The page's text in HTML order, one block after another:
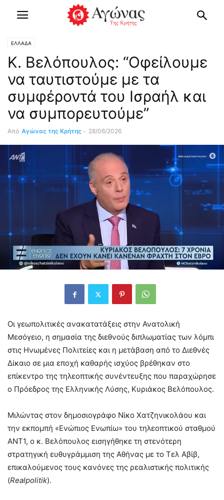
ΕΛΛΑΔΑ
Κ. Βελόπουλος: “Οφείλουμε
να ταυτιστούμε με τα
συμφέροντά του Ισραήλ και
να συμπορευτούμε”
Από Αγώνας της Κρήτης - 28/06/2026
Οι γεωπολιτικές ανακατατάξεις στην Ανατολική
Μεσόγειο, η σημασία της διεθνούς διπλωματίας των λόμπι
στις Ηνωμένες Πολιτείες και η μετάβαση από το Διεθνές
Δίκαιο σε μια εποχή καθαρής ισχύος βρέθηκαν στο
επίκεντρο της τηλεοπτικής συνέντευξης που παραχώρησε
ο Πρόεδρος της Ελληνικής Λύσης, Κυριάκος Βελόπουλος.
Μιλώντας στον δημοσιογράφο Νίκο Χατζηνικολάου και
την εκπομπή «Ενώπιος Ενωπίω» του τηλεοπτικού σταθμού
ΑΝΤ1, ο κ. Βελόπουλος εισηγήθηκε τη στενότερη
στρατηγική ευθυγράμμιση της Αθήνας με το Τελ Αβίβ,
επικαλούμενος τους κανόνες της ρεαλιστικής πολιτικής
(Realpolitik).